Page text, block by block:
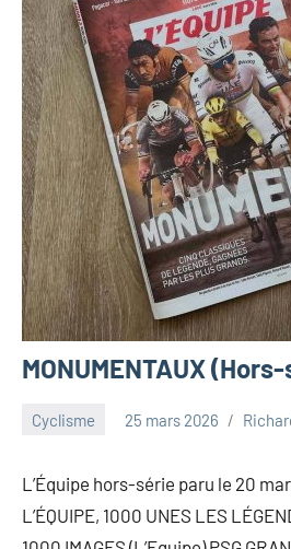
MONUMENTAUX
Cyclisme 25 mars 2026
L’Équipe hors-série paru le 20
L’ÉQUIPE, 1000 UNES LES